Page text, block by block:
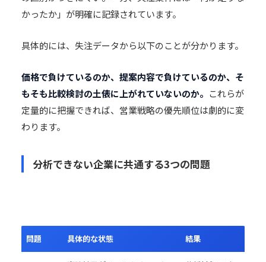
かったか」が明確に記録されています。
具体的には、失注データから以下のことが分かります。
価格で負けているのか、提案内容で負けているのか、そ
もそも比較検討の土俵に上がれていないのか。 これらが
定量的に把握できれば、営業戦略の優先順位は劇的に変
わります。
分析できない企業に共通する3つの問題
問題 具体的な状態 結果